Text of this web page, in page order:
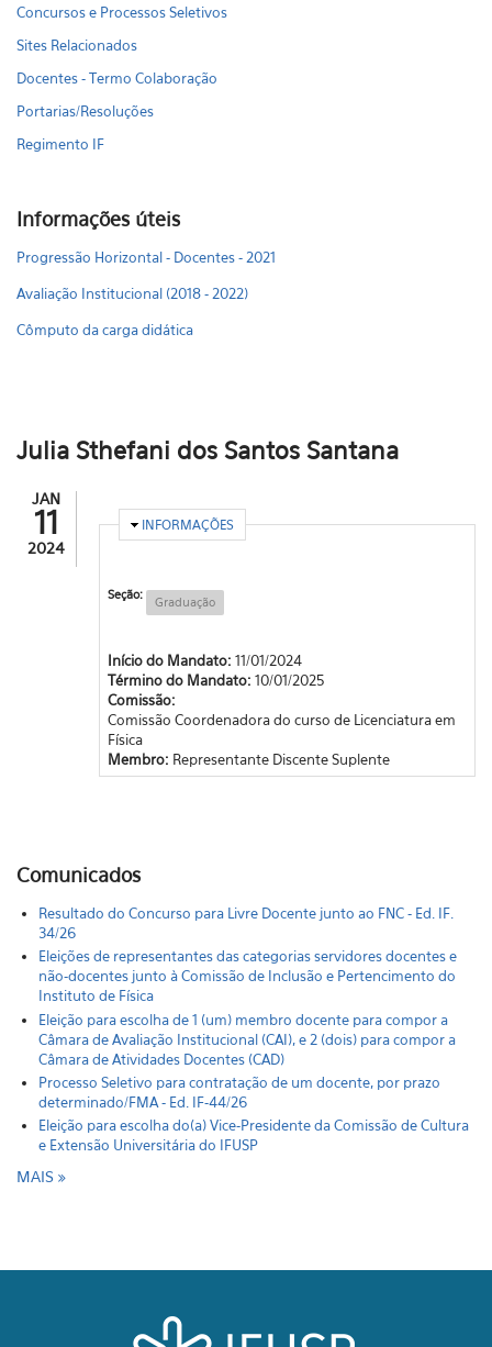
Concursos e Processos Seletivos
Sites Relacionados
Docentes - Termo Colaboração
Portarias/Resoluções
Regimento IF
Informações úteis
Progressão Horizontal - Docentes - 2021
Avaliação Institucional (2018 - 2022)
Cômputo da carga didática
Julia Sthefani dos Santos Santana
JAN
11
2024
OCULTAR
INFORMAÇÕES
Seção: Graduação
Início do Mandato: 11/01/2024
Término do Mandato: 10/01/2025
Comissão:
Comissão Coordenadora do curso de Licenciatura em
Física
Membro: Representante Discente Suplente
Comunicados
Resultado do Concurso para Livre Docente junto ao FNC - Ed. IF.
34/26
Eleições de representantes das categorias servidores docentes e
não-docentes junto à Comissão de Inclusão e Pertencimento do
Instituto de Física
Eleição para escolha de 1 (um) membro docente para compor a
Câmara de Avaliação Institucional (CAI), e 2 (dois) para compor a
Câmara de Atividades Docentes (CAD)
Processo Seletivo para contratação de um docente, por prazo
determinado/FMA - Ed. IF-44/26
Eleição para escolha do(a) Vice-Presidente da Comissão de Cultura
e Extensão Universitária do IFUSP
MAIS